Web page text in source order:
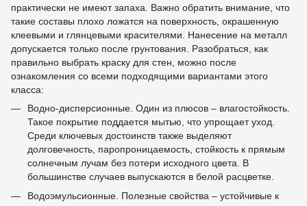
практически не имеют запаха. Важно обратить внимание, что
такие составы плохо ложатся на поверхность, окрашенную
клеевыми и глянцевыми красителями. Нанесение на металл
допускается только после грунтования. Разобраться, как
правильно выбрать краску для стен, можно после
ознакомления со всеми подходящими вариантами этого
класса:
Водно-дисперсионные. Один из плюсов – влагостойкость.
Такое покрытие поддается мытью, что упрощает уход.
Среди ключевых достоинств также выделяют
долговечность, паропроницаемость, стойкость к прямым
солнечным лучам без потери исходного цвета. В
большинстве случаев выпускаются в белой расцветке.
Водоэмульсионные. Полезные свойства – устойчивые к